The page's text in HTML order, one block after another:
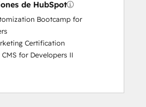
de HubSpot
Bootcamp for
Certification
for Developers II
Hub Software